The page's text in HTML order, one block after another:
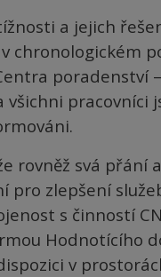
a jejich
chronologickém
poradenství
všichni pracovníci
rovněž svá přání a
pro zlepšení
s činností
Hodnotícího
v